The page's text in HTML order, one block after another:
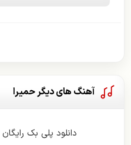
آهنگ های دیگر حمیرا
دانلود پلی بک